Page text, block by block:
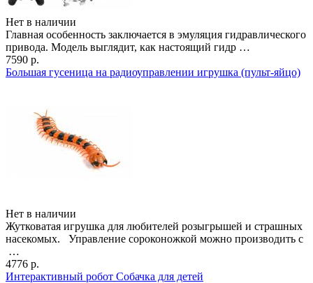
Нет в наличии
Главная особенность заключается в эмуляция гидравлического
привода. Модель выглядит, как настоящий гидр …
7590 р.
Большая гусеница на радиоуправлении игрушка (пульт-яйцо)
Нет в наличии
Жутковатая игрушка для любителей розыгрышей и страшных
насекомых. Управление сороконожкой можно производить с
…
4776 р.
Интерактивный робот Собачка для детей